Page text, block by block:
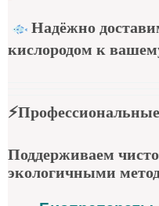
Надёжно
кислородом к
⚡Профессиональные
Поддерживаем
экологичными